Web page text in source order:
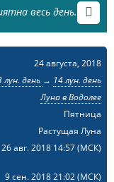
весь день.
24 августа, 2018
лун. день → 14 лун. день
Луна в Водолее
Пятница
Растущая Луна
26 авг. 2018 14:57(МСК)
9 сен. 2018 21:02(МСК)